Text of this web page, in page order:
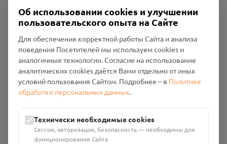
Политика конфиденциальности
Промо-материалы
Настройки cookies
Общество с ограниченной ответственностью «Смоленский
Проект Помним»
ИНН: 6700029207 ОГРН: 1256700001986
Юридический адрес: 216790, Смоленская область, р-н
Руднянский, г. Рудня, улица Западная, д. 26А, пом. 18
Об использовании cookies и улучшении
пользовательского опыта на Сайте
Для обеспечения корректной работы Сайта и анализа
поведения Посетителей мы используем cookies и
аналогичные технологии. Согласие на использование
аналитических cookies даётся Вами отдельно от иных
условий пользования Сайтом. Подробнее – в Политике
обработки персональных данных.
Технически необходимые cookies
Сессия, авторизация, безопасность — необходимы для
функционирования Сайта